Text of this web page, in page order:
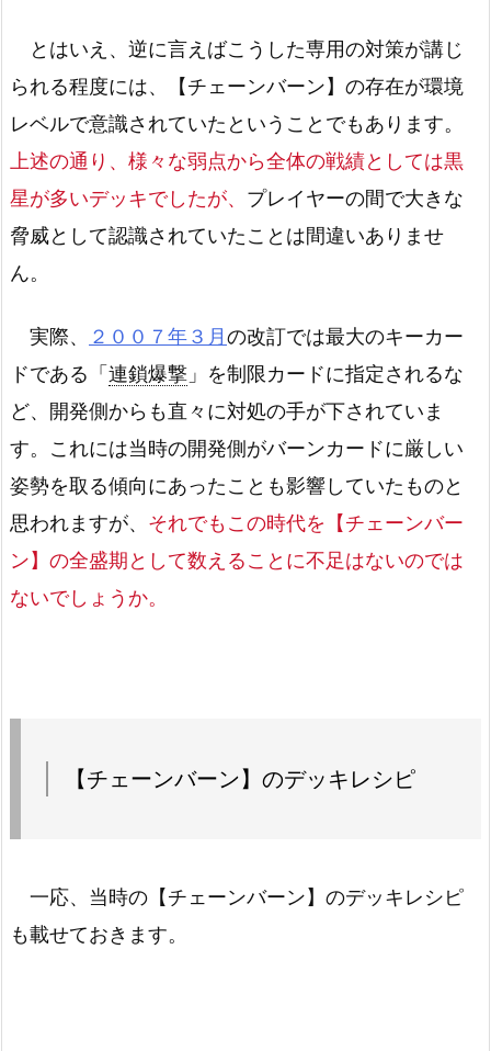
とはいえ、逆に言えばこうした専用の対策が講じ
られる程度には、【チェーンバーン】の存在が環境
レベルで意識されていたということでもあります。
上述の通り、様々な弱点から全体の戦績としては黒
星が多いデッキでしたが、 プレイヤーの間で大きな
脅威として認識されていたことは間違いありませ
ん。
実際、 ２００７年３月 の改訂では最大のキーカー
ドである「 連鎖爆撃 」を制限カードに指定されるな
ど、開発側からも直々に対処の手が下されていま
す。これには当時の開発側がバーンカードに厳しい
姿勢を取る傾向にあったことも影響していたものと
思われますが、 それでもこの時代を【チェーンバー
ン】の全盛期として数えることに不足はないのでは
ないでしょうか。
【チェーンバーン】のデッキレシピ
一応、当時の【チェーンバーン】のデッキレシピ
も載せておきます。